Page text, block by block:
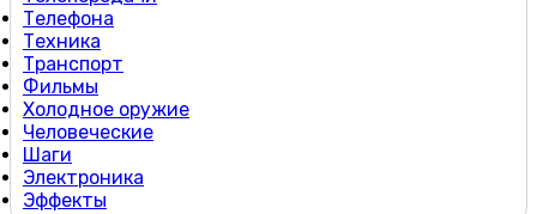
Телефона
Техника
Транспорт
Фильмы
Холодное оружие
Человеческие
Шаги
Электроника
Эффекты